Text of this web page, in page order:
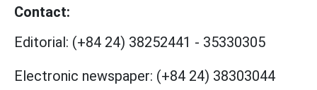
Contact:
Editorial: (+84 24) 38252441 - 35330305
Electronic newspaper: (+84 24) 38303044